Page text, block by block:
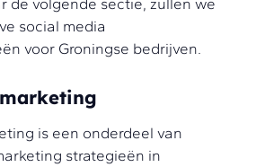
de volgende sectie, zullen we
social media
voor Groningse bedrijven.
is een onderdeel van
strategieën in